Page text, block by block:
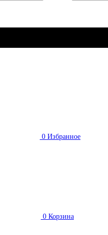
0 Избранное
0 Корзина